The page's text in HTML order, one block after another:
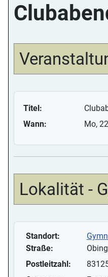
Titel:
Wann:
Mo,
Lokalität -
Standort:
Straße:
Postleitzahl: